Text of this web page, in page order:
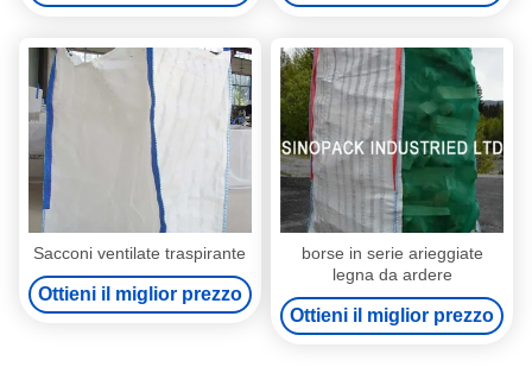
Sacconi ventilate traspirante
Ottieni il miglior prezzo
borse in serie arieggiate
legna da ardere
Ottieni il miglior prezzo